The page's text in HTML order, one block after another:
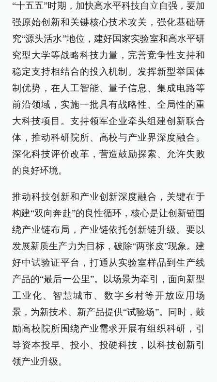
“十五五”时期，加快高水平科技自立自强，要加
强原始创新和关键核心技术攻关，强化基础研
究“源头活水”地位，建好国家实验室和高水平研
究型大学等战略科技力量，完善竞争性支持和
稳定支持相结合的投入机制。发挥新型举国体
制优势，在人工智能、量子信息、集成电路等
前沿领域，实施一批具有战略性、全局性的重
大科技项目。支持领军企业牵头组建创新联合
体，推动科研院所、高校与产业界深度融合。
深化科技评价改革，营造鼓励探索、允许失败
的良好环境。
推动科技创新和产业创新深度融合，关键在于
构建“双向奔赴”的良性循环，核心是让创新链围
绕产业链布局，产业链依托创新链升级。要以
发展新质生产力为目标，破除“两张皮”现象。建
好中试验证平台，打通从实验室样品到生产线
产品的“最后一公里”。以场景为牵引，面向新型
工业化、智慧城市、数字乡村等开放应用场
景，为新技术、新产品提供“试验场”。同时，鼓
励高校院所围绕产业需求开展有组织科研，引
导资本投早、投小、投硬科技，以科技创新引
领产业升级。